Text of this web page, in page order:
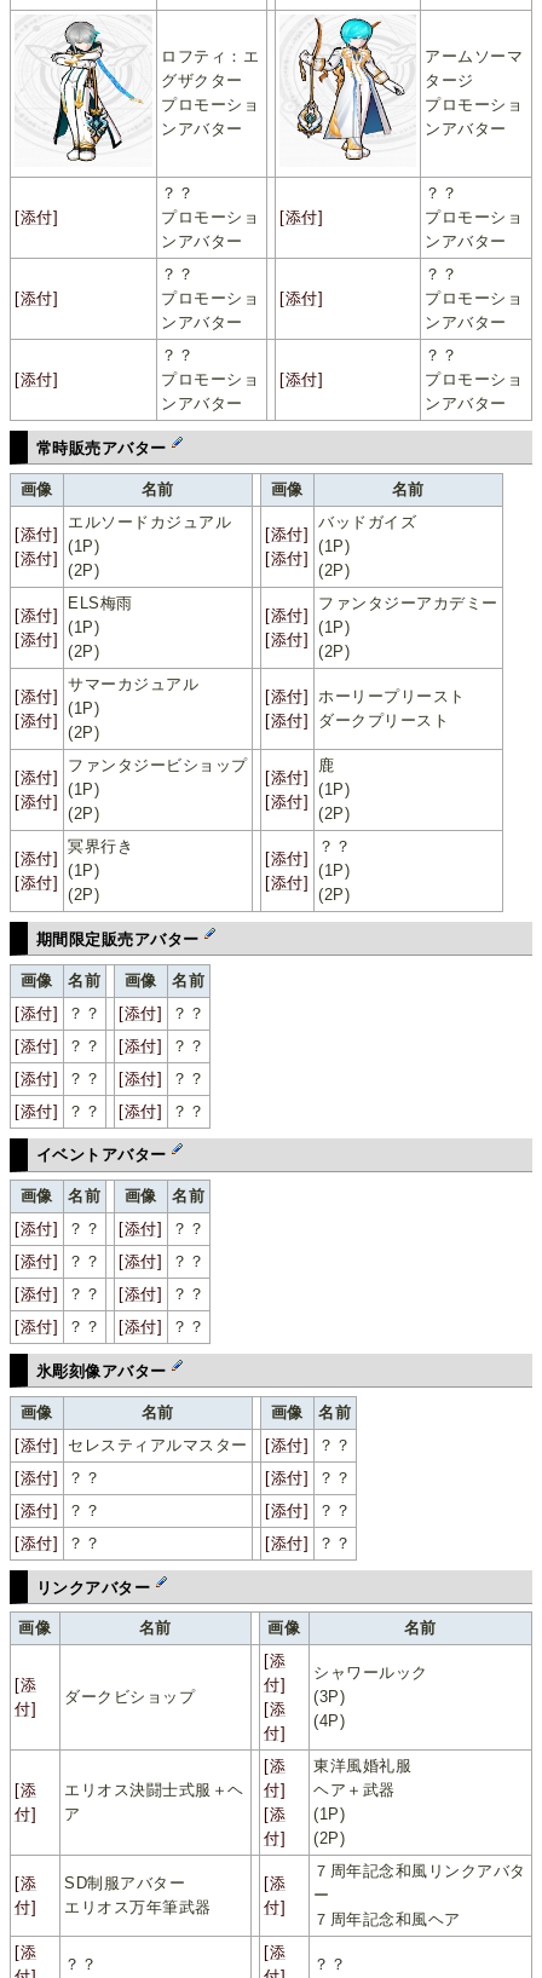
ロフティ：エ
グザクター
プロモーショ
ンアバター
アームソーマ
タージ
プロモーショ
ンアバター
[添付]
？？
プロモーショ
ンアバター
[添付]
？？
プロモーショ
ンアバター
[添付]
？？
プロモーショ
ンアバター
[添付]
？？
プロモーショ
ンアバター
[添付]
？？
プロモーショ
ンアバター
[添付]
？？
プロモーショ
ンアバター
常時販売アバター
画像 名前 画像 名前
[添付]
[添付]
エルソードカジュアル
(1P)
(2P)
[添付]
[添付]
バッドガイズ
(1P)
(2P)
[添付]
[添付]
ELS梅雨
(1P)
(2P)
[添付]
[添付]
ファンタジーアカデミー
(1P)
(2P)
[添付]
[添付]
サマーカジュアル
(1P)
(2P)
[添付]
[添付]
ホーリープリースト
ダークプリースト
[添付]
[添付]
ファンタジービショップ
(1P)
(2P)
[添付]
[添付]
鹿
(1P)
(2P)
[添付]
[添付]
冥界行き
(1P)
(2P)
[添付]
[添付]
？？
(1P)
(2P)
期間限定販売アバター
画像 名前 画像
名前
[添付]
？？ [添付]
？？
[添付]
？？ [添付]
？？
[添付]
？？ [添付]
？？
[添付]
？？ [添付] ？？
イベントアバター
画像 名前 画像
名前
[添付]
？？ [添付]
？？
[添付]
？？ [添付]
？？
[添付]
？？ [添付]
？？
[添付]
？？ [添付] ？？
氷彫刻像アバター
画像 名前 画像
名前
[添付]
セレスティアルマスター [添付]
？？
[添付]
？？ [添付]
？？
[添付]
？？ [添付]
？？
[添付]
？？ [添付] ？？
リンクアバター
画像 名前 画像 名前
[添
付]
ダークビショップ
[添
付]
[添
付]
シャワールック
(3P)
(4P)
[添
付]
エリオス決闘士式服＋ヘ
ア
[添
付]
[添
付]
東洋風婚礼服
ヘア＋武器
(1P)
(2P)
[添
付]
SD制服アバター
エリオス万年筆武器
[添
付]
７周年記念和風リンクアバタ
ー
７周年記念和風ヘア
[添
？？
[添
？？